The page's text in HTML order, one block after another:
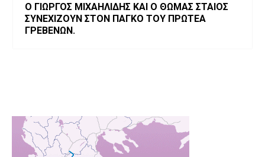
Ο ΓΙΩΡΓΟΣ ΜΙΧΑΗΛΙΔΗΣ ΚΑΙ Ο ΘΩΜΑΣ ΣΤΑΙΟΣ
ΣΥΝΕΧΙΖΟΥΝ ΣΤΟΝ ΠΑΓΚΟ ΤΟΥ ΠΡΩΤΕΑ
ΓΡΕΒΕΝΩΝ.